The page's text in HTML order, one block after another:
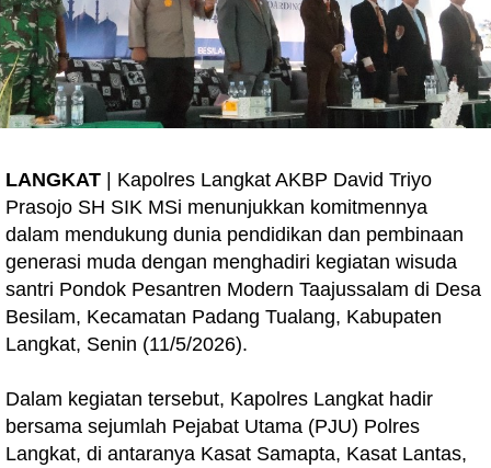
LANGKAT | Kapolres Langkat AKBP David Triyo
Prasojo SH SIK MSi menunjukkan komitmennya
dalam mendukung dunia pendidikan dan pembinaan
generasi muda dengan menghadiri kegiatan wisuda
santri Pondok Pesantren Modern Taajussalam di Desa
Besilam, Kecamatan Padang Tualang, Kabupaten
Langkat, Senin (11/5/2026).
Dalam kegiatan tersebut, Kapolres Langkat hadir
bersama sejumlah Pejabat Utama (PJU) Polres
Langkat, di antaranya Kasat Samapta, Kasat Lantas,